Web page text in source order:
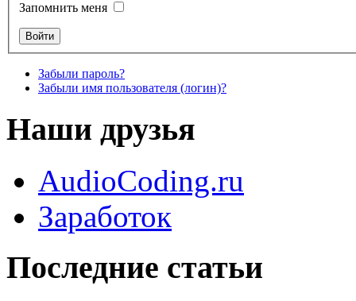
Запомнить меня
Забыли пароль?
Забыли имя пользователя (логин)?
Наши друзья
AudioCoding.ru
Заработок
Последние статьи